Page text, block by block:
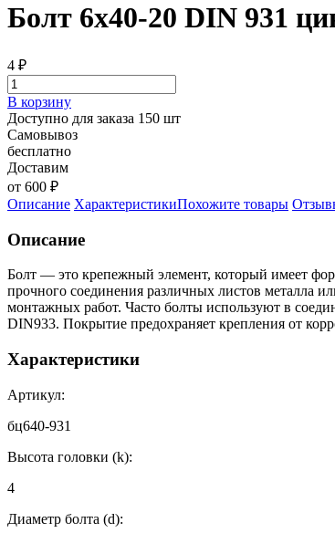
Болт 6х40-20 DIN 931
4 ₽
В корзину
Доступно для заказа 150 шт
Самовывоз
бесплатно
Доставим
от 600 ₽
Описание ХарактеристикиПохожите товары
Описание
Болт — это крепежный элемент, который имеет
прочного соединения различных листов металла
монтажных работ. Часто болты используют в
DIN933. Покрытие предохраняет крепления от
Характеристики
Артикул:
бц640-931
Высота головки (k):
4
Диаметр болта (d):